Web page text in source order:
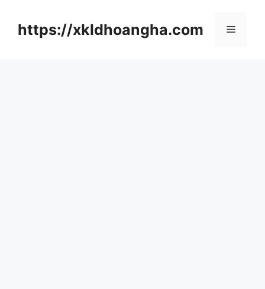
https://xkldhoangha.com 메